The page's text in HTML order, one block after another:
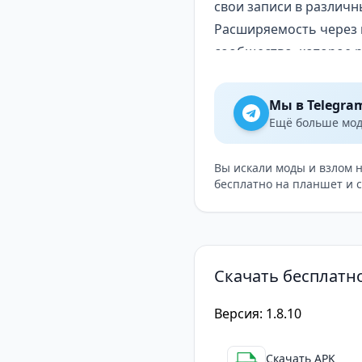
свои записи в
Расширяемость
сообщество, которое
Zotero для
На Android доступна
Настраиваемый
и поведения
горячие клавиши (при
свои нужды.
более точных
для разных проектов
информацию.
Мы в
Ещё больше
Вы искали моды и взлом
бесплатно на планшет и
Скачать
Версия: 1.8.10
Скачать APK